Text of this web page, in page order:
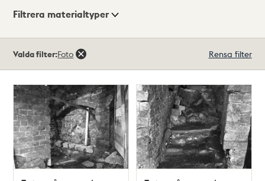
Visningsläge
Filtrera materialtyper
träffar
Valda filter:Foto Rensa filter